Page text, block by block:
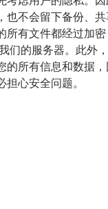
也不会留下备份、
所有文件都经过加
们的服务器。此外
的所有信息和数据
心安全问题。